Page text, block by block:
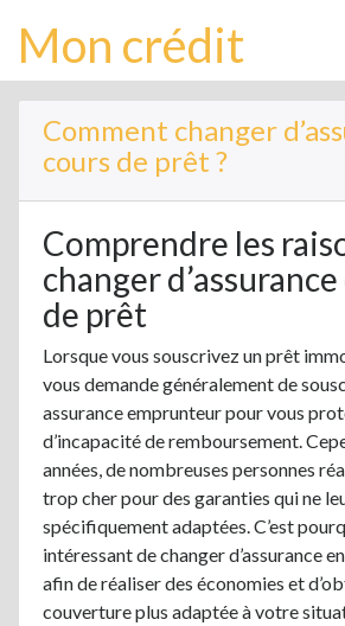
Mon crédit
Comment changer
cours de prêt ?
Comprendre les
changer
de prêt
Lorsque vous souscrivez un prêt
vous demande généralement de
assurance emprunteur pour vous
d’incapacité de remboursement.
années, de nombreuses personnes
trop cher pour des garanties qui ne
spécifiquement adaptées. C’est
intéressant de changer d’assurance
afin de réaliser des économies et
couverture plus adaptée à votre